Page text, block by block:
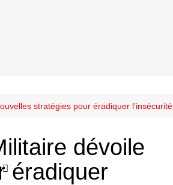
stratégies pour éradiquer l’insécurité
dévoile
éradiquer